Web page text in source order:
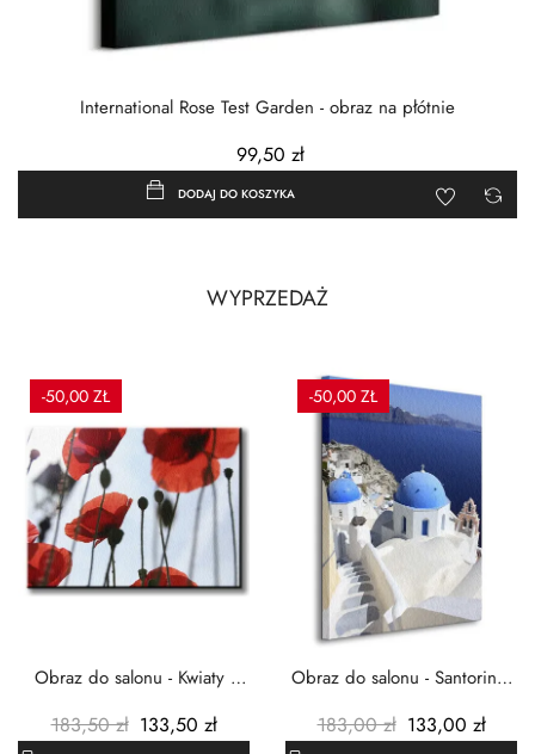
International Rose Test Garden - obraz na płótnie
99,50 zł
DODAJ DO KOSZYKA
WYPRZEDAŻ
-50,00 ZŁ
Obraz do salonu - Kwiaty -
183,50 zł 133,50 zł
-50,00 ZŁ
Obraz do salonu - Santorini -
183,00 zł 133,00 zł